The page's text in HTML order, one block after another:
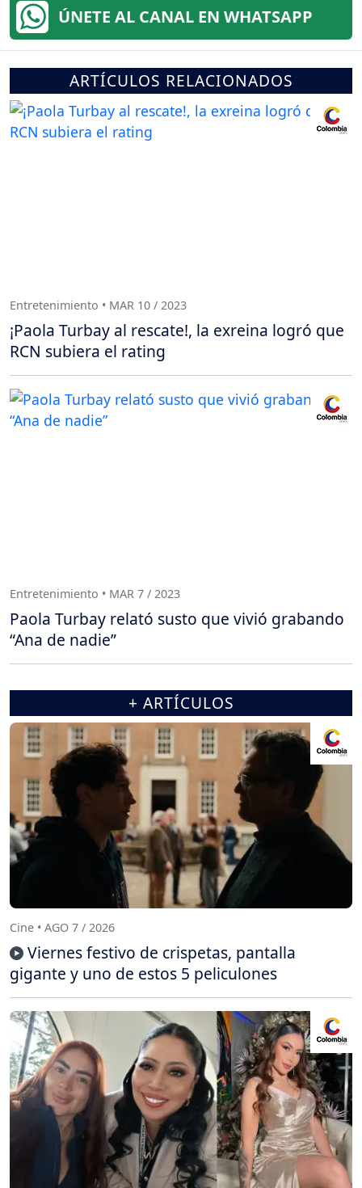
ÚNETE AL CANAL EN WHATSAPP
ARTÍCULOS RELACIONADOS
Entretenimiento • MAR 10 / 2023
¡Paola Turbay al rescate!, la exreina logró que
RCN subiera el rating
Entretenimiento • MAR 7 / 2023
Paola Turbay relató susto que vivió grabando
“Ana de nadie”
+ ARTÍCULOS
Cine • AGO 7 / 2026
Viernes festivo de crispetas, pantalla
gigante y uno de estos 5 peliculones